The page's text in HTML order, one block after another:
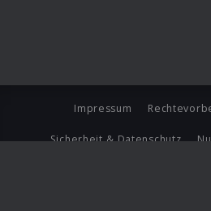
Impressum
Sicherheit & Datenschutz